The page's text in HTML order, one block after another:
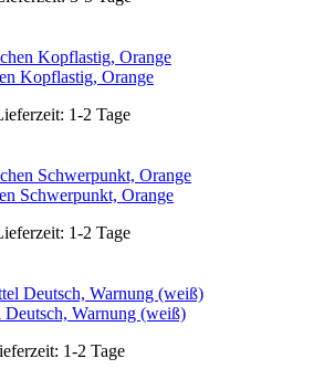
Kopflastig, Orange
1-2 Tage
Schwerpunkt, Orange
1-2 Tage
Warnung (weiß)
1-2 Tage